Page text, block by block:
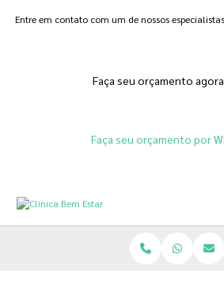
Entre em contato com um de nossos
Faça seu orçamento
Faça seu orçamento por